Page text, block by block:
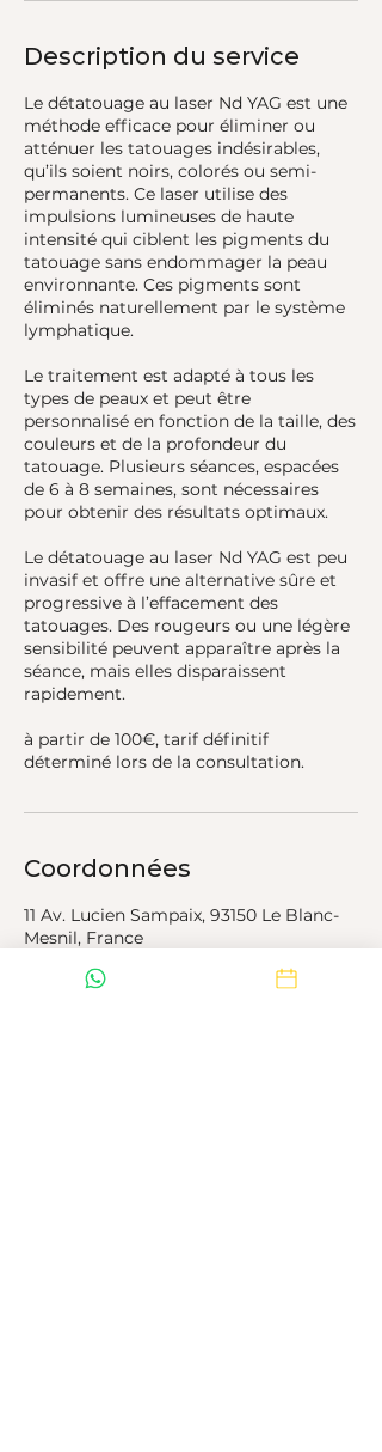
Description du service
Le détatouage au laser Nd YAG est une
méthode efficace pour éliminer ou
atténuer les tatouages indésirables,
qu’ils soient noirs, colorés ou semi-
permanents. Ce laser utilise des
impulsions lumineuses de haute
intensité qui ciblent les pigments du
tatouage sans endommager la peau
environnante. Ces pigments sont
éliminés naturellement par le système
lymphatique.
Le traitement est adapté à tous les
types de peaux et peut être
personnalisé en fonction de la taille, des
couleurs et de la profondeur du
tatouage. Plusieurs séances, espacées
de 6 à 8 semaines, sont nécessaires
pour obtenir des résultats optimaux.
Le détatouage au laser Nd YAG est peu
invasif et offre une alternative sûre et
progressive à l’effacement des
tatouages. Des rougeurs ou une légère
sensibilité peuvent apparaître après la
séance, mais elles disparaissent
rapidement.
à partir de 100€, tarif définitif
Coordonnées
11 Av. Lucien Sampaix, 93150 Le Blanc-
Mesnil, France
contact@bioty-paris.fr